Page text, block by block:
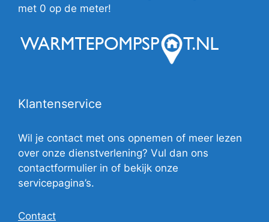
met 0 op de meter!
Klantenservice
Wil je contact met ons opnemen of meer lezen
over onze dienstverlening? Vul dan ons
contactformulier in of bekijk onze
servicepagina’s.
Contact